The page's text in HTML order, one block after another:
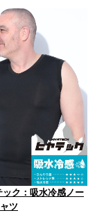
ック：吸水冷感ノー
ツ